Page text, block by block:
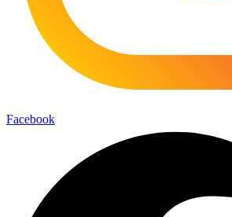
Facebook